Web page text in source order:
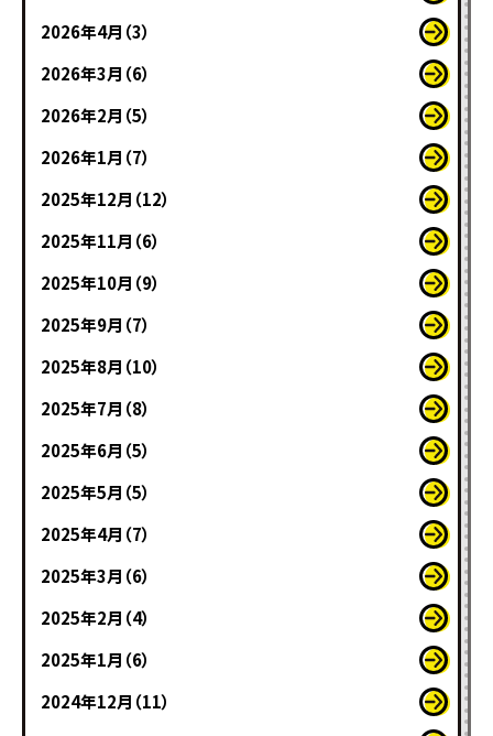
2026年4月（3）
2026年3月（6）
2026年2月（5）
2026年1月（7）
2025年12月（12）
2025年11月（6）
2025年10月（9）
2025年9月（7）
2025年8月（10）
2025年7月（8）
2025年6月（5）
2025年5月（5）
2025年4月（7）
2025年3月（6）
2025年2月（4）
2025年1月（6）
2024年12月（11）